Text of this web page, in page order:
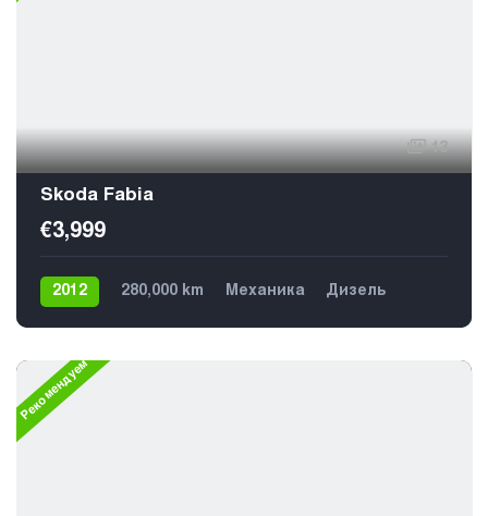
13
Skoda Fabia
€3,999
2012 280,000 km Механика
Дизель
Рекомендуем